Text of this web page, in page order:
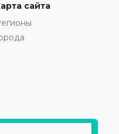
сайта